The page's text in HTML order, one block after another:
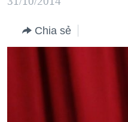
hướng
DIỄN ĐÀN
CHUYÊN ĐỀ
CHIẾN TRANH THƯƠNG
Chia sẻ